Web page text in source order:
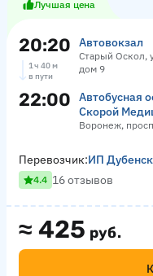
Лучшая цена
20:20 Автовокзал
Старый Оскол,
дом 9
1 ч 40 м
в пути
22:00
Автобусная
Скорой
Воронеж,
≈ 425 руб.
Перевозчик:ИП
4.4 16 отзывов